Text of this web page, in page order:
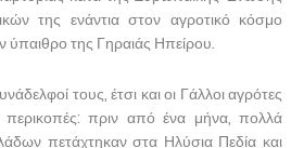
της ενάντια στον αγροτικό κόσμο
ύπαιθρο της Γηραιάς Ηπείρου.
τους, έτσι και οι Γάλλοι αγρότες
περικοπές: πριν από ένα μήνα, πολλά
πετάχτηκαν στα Ηλύσια Πεδία και